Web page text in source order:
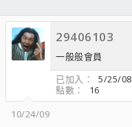
29406103
一般般會員
已加入
5/25/08
點數
16
10/24/09